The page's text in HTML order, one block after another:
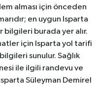
alması için önceden
en uygun Isparta
burada yer alır.
için Isparta yol tarifi
sunulur. Sağlık
ile ilgili randevu ve
Süleyman Demirel